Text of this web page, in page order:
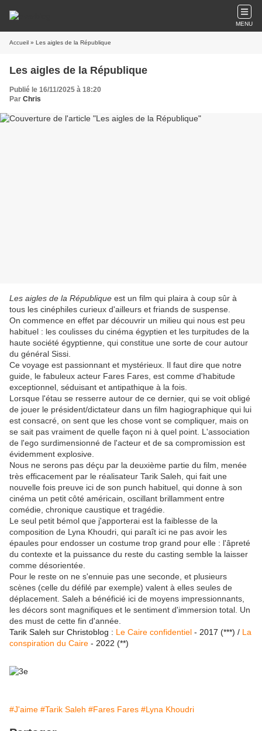
MENU
Accueil » Les aigles de la République
Les aigles de la République
Publié le 16/11/2025 à 18:20
Par Chris
Les aigles de la République est un film qui plaira à coup sûr à
tous les cinéphiles curieux d'ailleurs et friands de suspense.
On commence en effet par découvrir un milieu qui nous est peu
habituel : les coulisses du cinéma égyptien et les turpitudes de la
haute société égyptienne, qui constitue une sorte de cour autour
du général Sissi.
Ce voyage est passionnant et mystérieux. Il faut dire que notre
guide, le fabuleux acteur Fares Fares, est comme d'habitude
exceptionnel, séduisant et antipathique à la fois.
Lorsque l'étau se resserre autour de ce dernier, qui se voit obligé
de jouer le président/dictateur dans un film hagiographique qui lui
est consacré, on sent que les chose vont se compliquer, mais on
se sait pas vraiment de quelle façon ni à quel point. L'association
de l'ego surdimensionné de l'acteur et de sa compromission est
évidemment explosive.
Nous ne serons pas déçu par la deuxième partie du film, menée
très efficacement par le réalisateur Tarik Saleh, qui fait une
nouvelle fois preuve ici de son punch habituel, qui donne à son
cinéma un petit côté américain, oscillant brillamment entre
comédie, chronique caustique et tragédie.
Le seul petit bémol que j'apporterai est la faiblesse de la
composition de Lyna Khoudri, qui paraît ici ne pas avoir les
épaules pour endosser un costume trop grand pour elle : l'âpreté
du contexte et la puissance du reste du casting semble la laisser
comme désorientée.
Pour le reste on ne s'ennuie pas une seconde, et plusieurs
scènes (celle du défilé par exemple) valent à elles seules de
déplacement. Saleh a bénéficié ici de moyens impressionnants,
les décors sont magnifiques et le sentiment d'immersion total. Un
des must de cette fin d'année.
Tarik Saleh sur Christoblog : Le Caire confidentiel - 2017 (***) / La
conspiration du Caire - 2022 (**)
#J'aime #Tarik Saleh #Fares Fares #Lyna Khoudri